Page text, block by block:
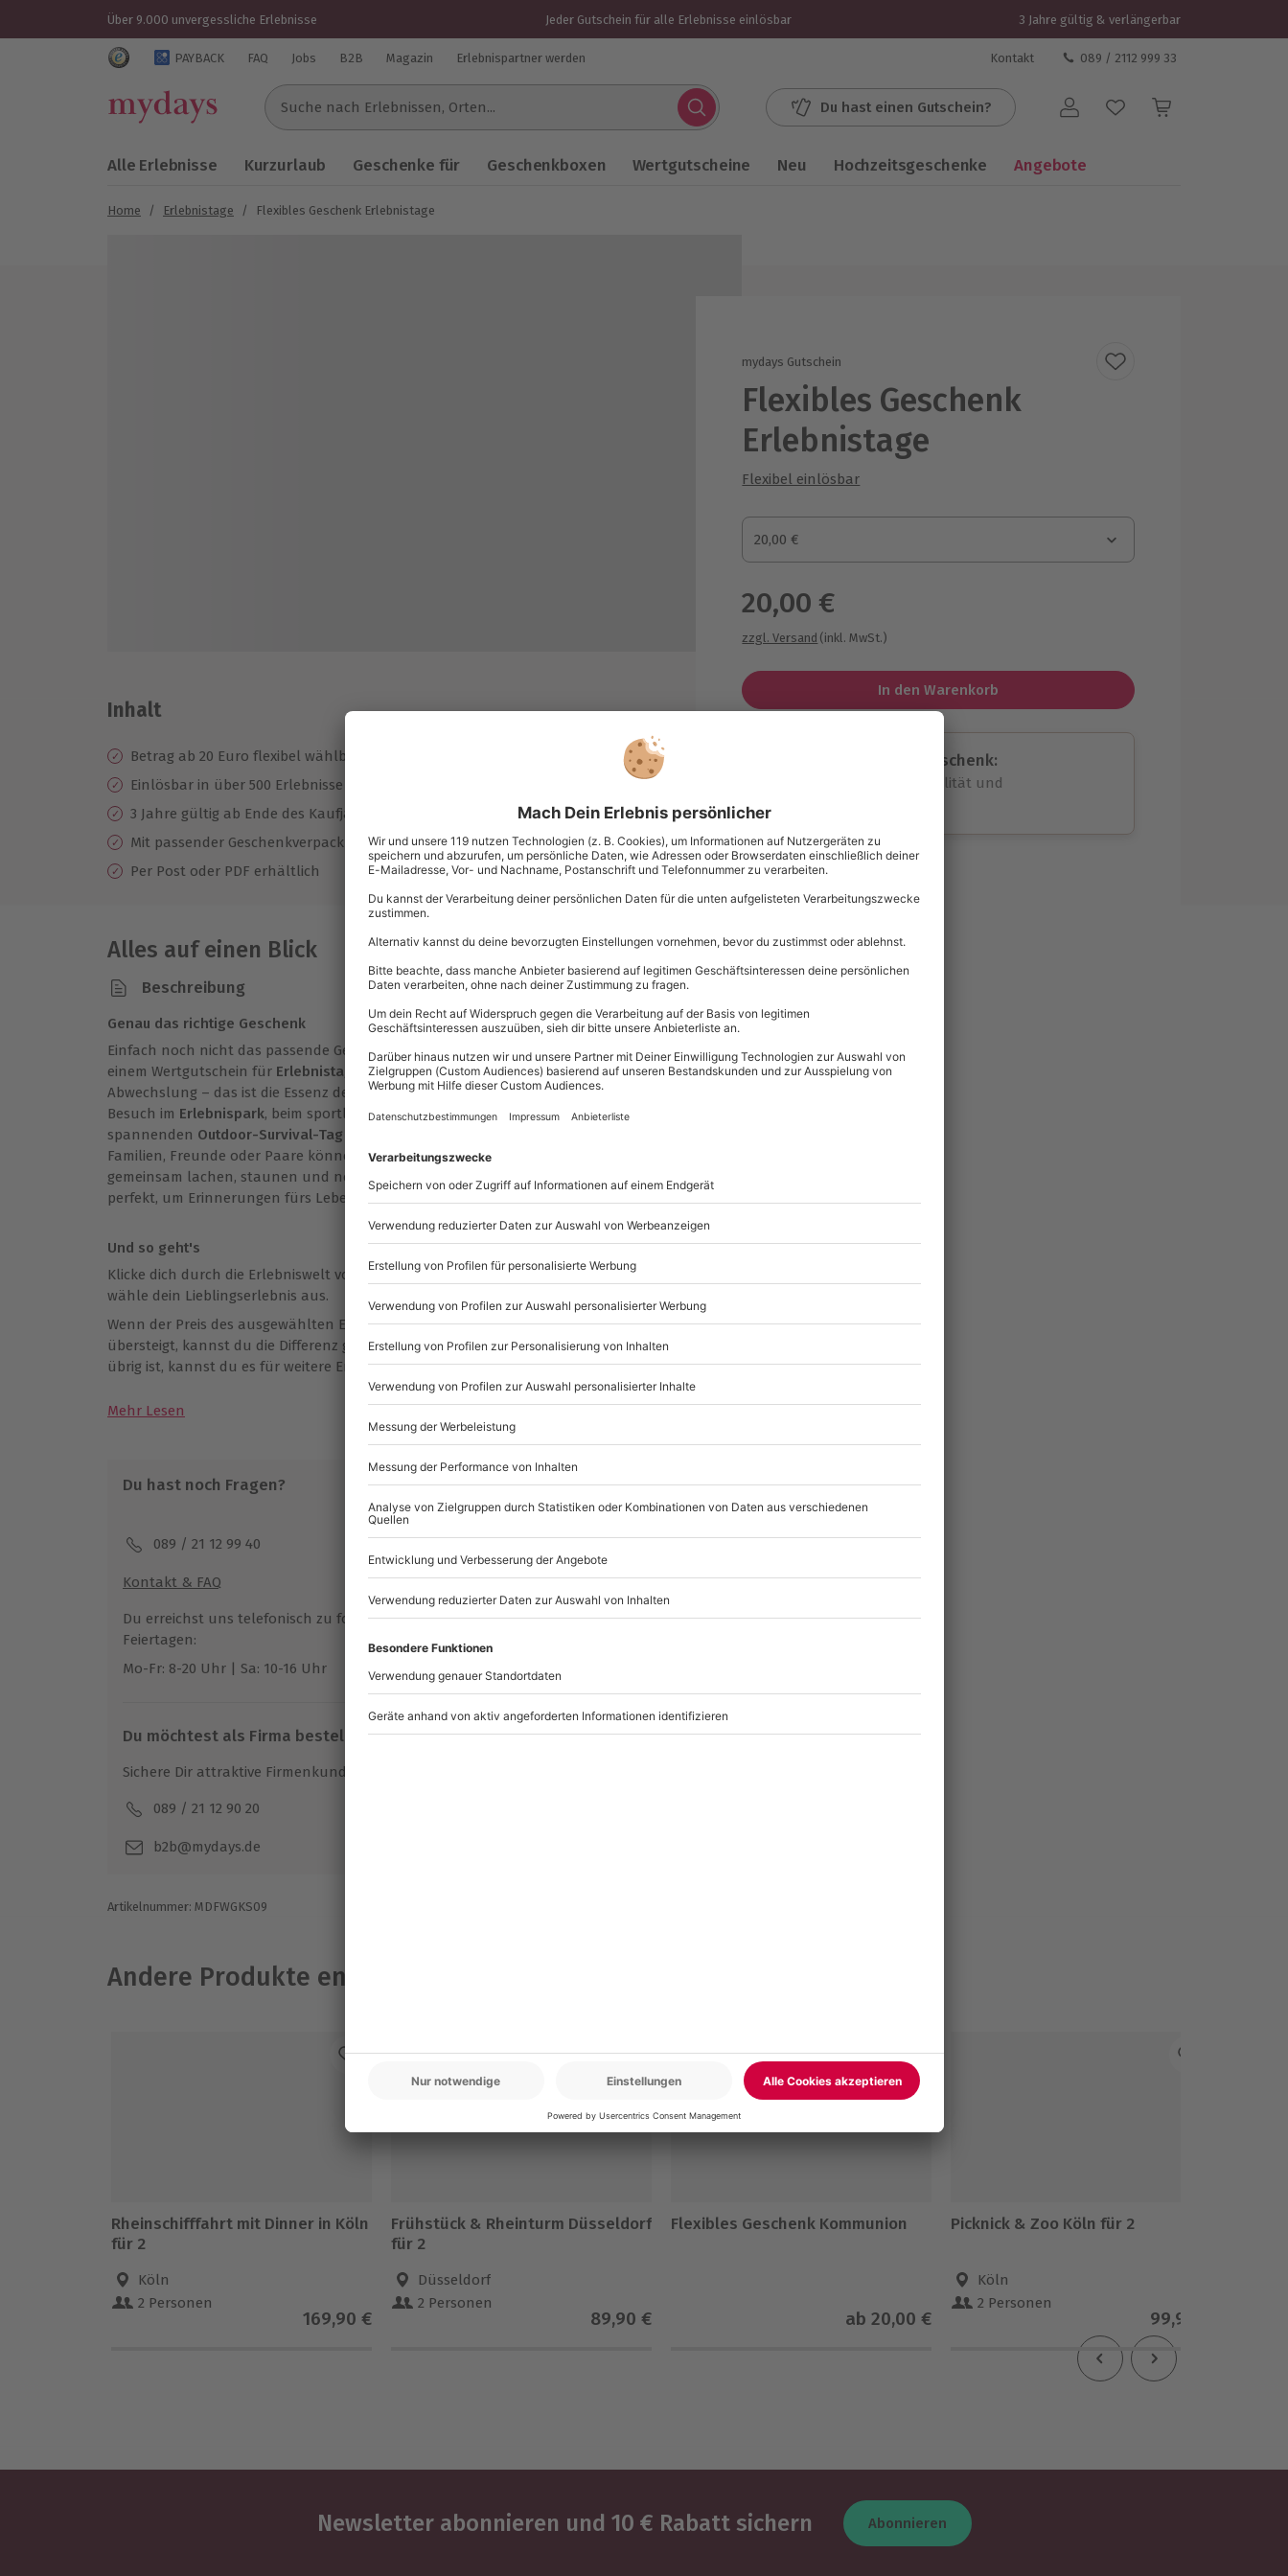
Über 9.000 unvergessliche Erlebnisse Jeder Gutschein für alle Erlebnisse einlösbar 3 Jahre gültig & verlängerbar
Trustedshops Bewertungen für mydays.de
PAYBACK FAQ Jobs B2B Magazin Erlebnispartner werden Kontakt 089 / 2112 999 33
Suche nach Erlebnissen...
Du hast einen Gutschein? Benutzerkonto
Alle Erlebnisse Kurzurlaub Geschenke für Geschenkboxen Wertgutscheine Neu Hochzeitsgeschenke Angebote
Home / Erlebnistage / Flexibles Geschenk Erlebnistage
mydays Gutschein
Flexibles Geschenk
Erlebnistage
Flexibel einlösbar
Gutscheinbetrag
Gutscheinbetrag
20,00 €
20,00 €
zzgl. Versand (inkl. MwSt.)
In den Warenkorb
Immer das passende Geschenk:
Große Auswahl, volle Flexibilität und
Über 9.000 unvergessliche
Erlebnisse.
Volle Flexibilität
einlösbar.
3 Jahre gültig & verlängerbar.
Inhalt
Betrag ab 20 Euro flexibel wählbar
Einlösbar in über 500 Erlebnisse der Kategorie Erlebnistage
3 Jahre gültig ab Ende des Kaufjahres
Mit passender Geschenkverpackung erhältlich
Per Post oder PDF erhältlich
Alles auf einen Blick
Beschreibung
Genau das richtige Geschenk
Einfach noch nicht das passende Geschenk gefunden? Wie wäre es dann mit
einem Wertgutschein für Erlebnistage
? Ein ganzer Tag voller Spaß und
Abwechslung – das ist die Essenz der Erlebnistage. Ob beim ausgelassenen
Besuch im Erlebnispark, beim sportlichenGolf-Schnupperkursoder bei einem
spannenden Outdoor-Survival-Tag
Familien, Freunde oder Paare können außerdem beimBauernhof-Erlebnis
gemeinsam lachen, staunen und neue Eindrücke sammeln. Erlebnistage sind
perfekt, um Erinnerungen fürs Leben zu schaffen.
Und so geht's
Klicke dich durch die Erlebniswelt von mydays beiwww.mydays.de/einloesenund
wähle dein Lieblingserlebnis aus.
Wenn der Preis des ausgewählten Erlebnisses den Wert deines Gutscheins
übersteigt, kannst du die Differenz ganz einfach bezahlen. Wenn noch etwas
übrig ist, kannst du es für weitere Erlebnisse verwenden.
Mehr Lesen
Du hast noch Fragen?
089 / 21 12 99 40
Kontakt & FAQ
mydaysGmbH
Mühldorfstraße 8
81671 München
Du erreichst uns telefonisch zu folgenden Zeiten, außer an bundesweiten
Feiertagen:
Mo-Fr: 8-20 Uhr | Sa: 10-16 Uhr
Du möchtest als Firma bestellen?
Sichere Dir attraktive Firmenkunden Vorteile.
089 / 21 12 90 20
b2b@mydays.de
Artikelnummer: MDFWGKS09
Andere Produkte entdecken
Rheinschifffahrt mit Dinner in Köln
für 2
Köln
2 Personen
169,90 €
Frühstück & Rheinturm Düsseldorf
für 2
Düsseldorf
2 Personen
89,90 €
Flexibles Geschenk Kommunion
ab 20,00 €
Picknick & Zoo Köln für 2
Köln
2 Personen
99,90 €
Newsletter abonnieren und 10 € Rabatt sichern Abonnieren